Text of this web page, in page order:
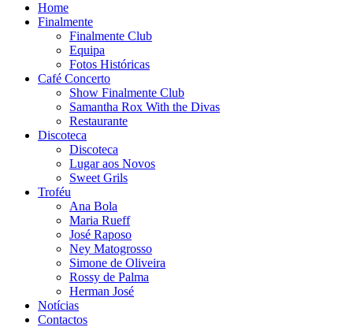
Home
Finalmente
Finalmente Club
Equipa
Fotos Históricas
Café Concerto
Show Finalmente Club
Samantha Rox With the Divas
Restaurante
Discoteca
Discoteca
Lugar aos Novos
Sweet Grils
Troféu
Ana Bola
Maria Rueff
José Raposo
Ney Matogrosso
Simone de Oliveira
Rossy de Palma
Herman José
Notícias
Contactos